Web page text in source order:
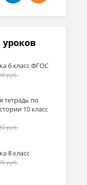
6 класс ФГОС
руб.
тетрадь по
10 класс
руб.
8 класс
руб.